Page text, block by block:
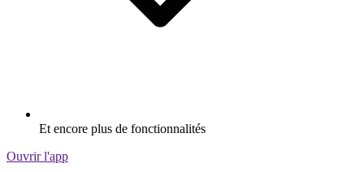
Et encore plus de fonctionnalités
Ouvrir l'app